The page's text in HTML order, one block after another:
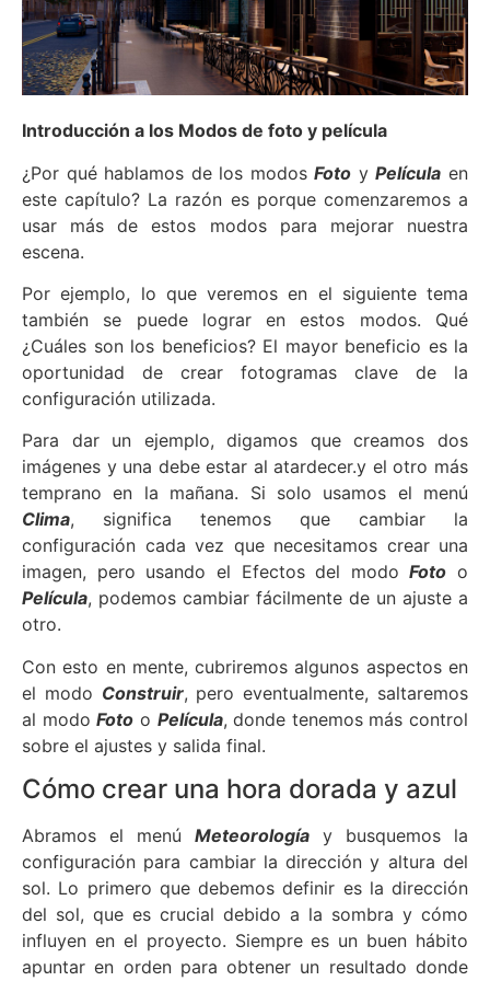
Introducción a los Modos de foto y película
¿Por qué hablamos de los modosFoto yPelícula en
este capítulo? La razón es porque comenzaremos a
usar más de estos modos para mejorar nuestra
escena.
Por ejemplo, lo que veremos en el siguiente tema
también se puede lograr en estos modos. Qué
¿Cuáles son los beneficios? El mayor beneficio es la
oportunidad de crear fotogramas clave de la
configuración utilizada.
Para dar un ejemplo, digamos que creamos dos
imágenes y una debe estar al atardecer.y el otro más
temprano en la mañana. Si solo usamos el menú
Clima, significa tenemos que cambiar la
configuración cada vez que necesitamos crear una
imagen, pero usando el Efectos del modoFoto o
Película, podemos cambiar fácilmente de un ajuste a
otro.
Con esto en mente, cubriremos algunos aspectos en
el modo Construir, pero eventualmente, saltaremos
al modoFoto o Película, donde tenemos más control
sobre el ajustes y salida final.
Cómo crear una hora dorada y azul
Abramos el menú Meteorología y busquemos la
configuración para cambiar la dirección y altura del
sol. Lo primero que debemos definir es la dirección
del sol, que es crucial debido a la sombra y cómo
influyen en el proyecto. Siempre es un buen hábito
apuntar en orden para obtener un resultado donde